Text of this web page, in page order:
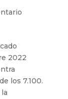
2022
los 7.100.